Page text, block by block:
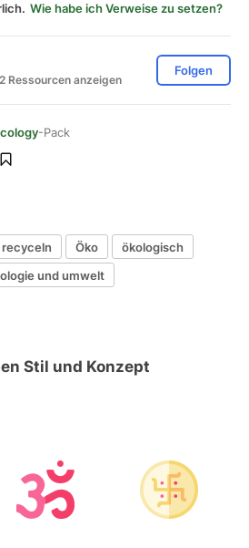
Wie habe ich Verweise zu setzen?
Ressourcen anzeigen
Folgen
-Pack
recyceln Öko
ökologisch
und umwelt
Stil und Konzept